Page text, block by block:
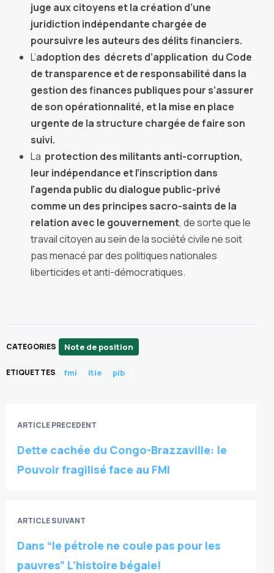
juge aux citoyens et la création d’une
juridiction indépendante chargée de
poursuivre les auteurs des délits financiers.
L’adoption des décrets d’application du Code
de transparence et de responsabilité dans la
gestion des finances publiques pour s’assurer
de son opérationnalité, et la mise en place
urgente de la structure chargée de faire son
suivi.
La protection des militants anti-corruption,
leur indépendance et l’inscription dans
l’agenda public du dialogue public-privé
comme un des principes sacro-saints de la
relation avec le gouvernement, de sorte que le
travail citoyen au sein de la société civile ne soit
pas menacé par des politiques nationales
liberticides et anti-démocratiques.
CATEGORIES Note de position
ETIQUETTES fmi itie pib
ARTICLE PRECEDENT
Dette cachée du Congo-Brazzaville: le
Pouvoir fragilisé face au FMI
ARTICLE SUIVANT
Dans “le pétrole ne coule pas pour les
pauvres” L’histoire bégaie!